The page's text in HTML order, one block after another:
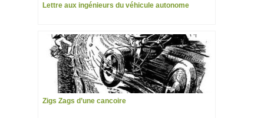
Lettre aux ingénieurs du véhicule autonome
Zigs Zags d’une cancoire